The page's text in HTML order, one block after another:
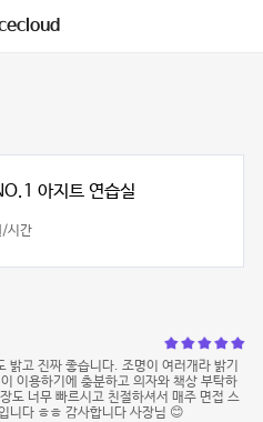
아지트 연습실
/시간
밝고 진짜 좋습니다. 조명이 여러개라 밝기
이용하기에 충분하고 의자와 책상 부탁하
도 너무 빠르시고 친절하셔서 매주 면접 스
니다 ㅎㅎ 감사합니다 사장님 😊